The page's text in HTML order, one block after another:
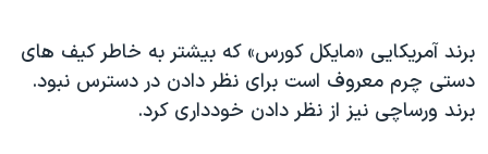
برند آمریکایی «مایکل کورس» که بیشتر به خاطر کیف های
دستی چرم معروف است برای نظر دادن در دسترس نبود.
برند ورساچی نیز از نظر دادن خودداری کرد.